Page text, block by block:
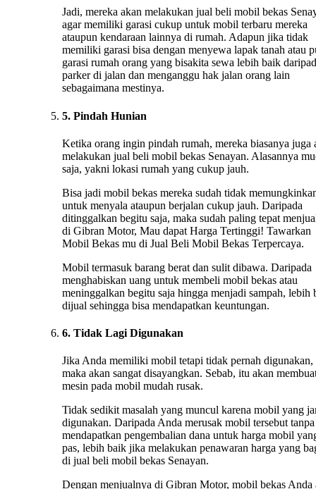
Jadi, mereka akan melakukan jual beli mobil bekas
agar memiliki garasi cukup untuk mobil terbaru mereka
ataupun kendaraan lainnya di rumah. Adapun jika tidak
memiliki garasi bisa dengan menyewa lapak tanah atau
garasi rumah orang yang bisakita sewa lebih baik
parker di jalan dan menganggu hak jalan orang lain
sebagaimana mestinya.
5. Pindah Hunian
Ketika orang ingin pindah rumah, mereka biasanya juga
melakukan jual beli mobil bekas Senayan. Alasannya
saja, yakni lokasi rumah yang cukup jauh.
Bisa jadi mobil bekas mereka sudah tidak
untuk menyala ataupun berjalan cukup jauh. Daripada
ditinggalkan begitu saja, maka sudah paling tepat
di Gibran Motor, Mau dapat Harga Tertinggi! Tawarkan
Mobil Bekas mu di Jual Beli Mobil Bekas Terpercaya.
Mobil termasuk barang berat dan sulit dibawa. Daripada
menghabiskan uang untuk membeli mobil bekas atau
meninggalkan begitu saja hingga menjadi sampah, lebih
dijual sehingga bisa mendapatkan keuntungan.
6. Tidak Lagi Digunakan
Jika Anda memiliki mobil tetapi tidak pernah digunakan,
maka akan sangat disayangkan. Sebab, itu akan
mesin pada mobil mudah rusak.
Tidak sedikit masalah yang muncul karena mobil yang
digunakan. Daripada Anda merusak mobil tersebut tanpa
mendapatkan pengembalian dana untuk harga mobil
pas, lebih baik jika melakukan penawaran harga yang
di jual beli mobil bekas Senayan.
Dengan menjualnya di Gibran Motor, mobil bekas Anda